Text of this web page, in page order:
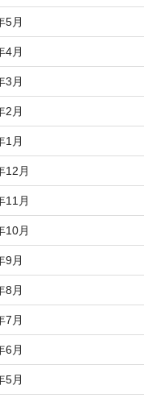
5月
4月
3月
2月
1月
12月
11月
10月
9月
8月
7月
6月
5月